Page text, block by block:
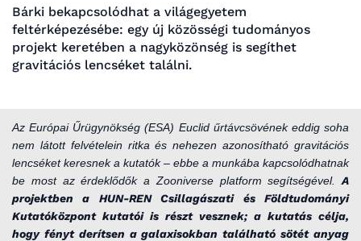
Bárki bekapcsolódhat a világegyetem
feltérképezésébe: egy új közösségi tudományos
projekt keretében a nagyközönség is segíthet
gravitációs lencséket találni.
Az Európai Űrügynökség (ESA) Euclid űrtávcsövének eddig soha
nem látott felvételein ritka és nehezen azonosítható gravitációs
lencséket keresnek a kutatók – ebbe a munkába kapcsolódhatnak
be most az érdeklődők a Zooniverse platform segítségével. A
projektben a HUN-REN Csillagászati és Földtudományi
Kutatóközpont kutatói is részt vesznek; a kutatás célja,
hogy fényt derítsen a galaxisokban található sötét anyag